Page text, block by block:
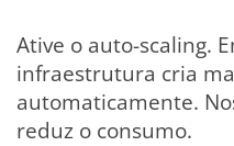
Ative o auto-scaling.
infraestrutura cria
automaticamente.
reduz o consumo.